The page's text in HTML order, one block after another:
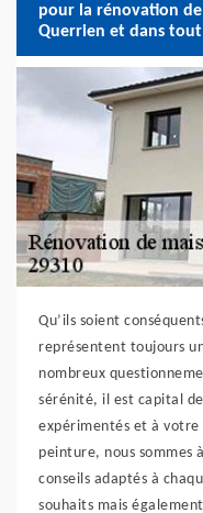
pour la rénovation
Querrien et dans tout
Qu’ils soient
représentent toujours
nombreux
sérénité, il est capital
expérimentés et à votre
peinture, nous sommes
conseils adaptés à
souhaits mais